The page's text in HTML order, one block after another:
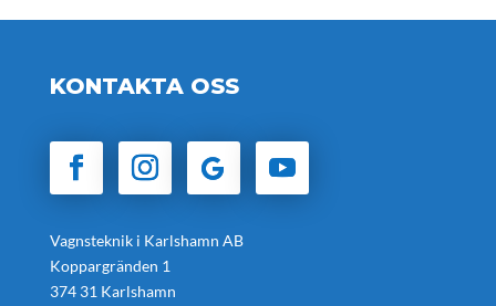
KONTAKTA OSS
Vagnsteknik i Karlshamn AB
Koppargränden 1
374 31 Karlshamn